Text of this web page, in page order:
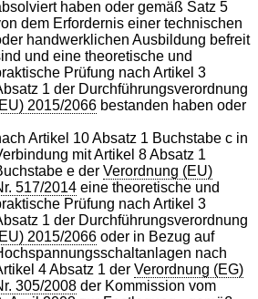
haben oder gemäß Satz 5
dem Erfordernis einer technischen
handwerklichen Ausbildung befreit
und eine theoretische und
Prüfung nach Artikel 3
1 der Durchführungsverordnung
2015/2066 bestanden haben oder
Artikel 10 Absatz 1 Buchstabe c in
mit Artikel 8 Absatz 1
e derVerordnung (EU)
517/2014 eine theoretische und
Prüfung nach Artikel 3
1 der Durchführungsverordnung
2015/2066 oder in Bezug auf
nach
4 Absatz 1 derVerordnung (EG)
305/2008 der Kommission vom